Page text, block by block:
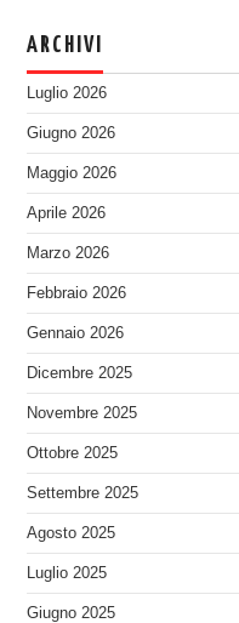
ARCHIVI
Luglio 2026
Giugno 2026
Maggio 2026
Aprile 2026
Marzo 2026
Febbraio 2026
Gennaio 2026
Dicembre 2025
Novembre 2025
Ottobre 2025
Settembre 2025
Agosto 2025
Luglio 2025
Giugno 2025